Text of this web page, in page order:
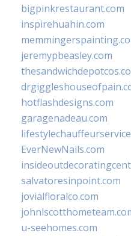
bigpinkrestaurant.com
inspirehuahin.com
jeremypbeasley.com
hotflashdesigns.com
garagenadeau.com
EverNewNails.com
salvatoresinpoint.com
jovialfloralco.com
u-seehomes.com